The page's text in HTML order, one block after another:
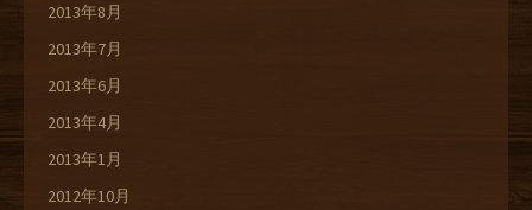
2013年8月
2013年7月
2013年6月
2013年4月
2013年1月
2012年10月